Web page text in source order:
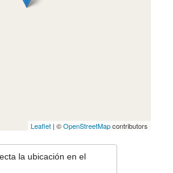
Leaflet | ©OpenStreetMapcontributors
la ubicación en el